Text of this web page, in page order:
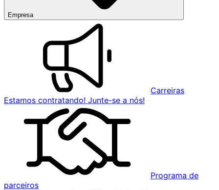
Empresa
Carreiras
Estamos contratando! Junte-se a nós!
Programa de
parceiros